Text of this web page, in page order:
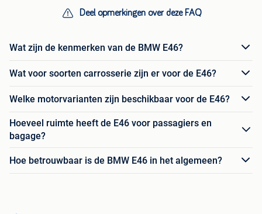
Deel opmerkingen over deze FAQ
Wat zijn de kenmerken van de BMW E46?
Wat voor soorten carrosserie zijn er voor de E46?
Welke motorvarianten zijn beschikbaar voor de E46?
Hoeveel ruimte heeft de E46 voor passagiers en
bagage?
Hoe betrouwbaar is de BMW E46 in het algemeen?